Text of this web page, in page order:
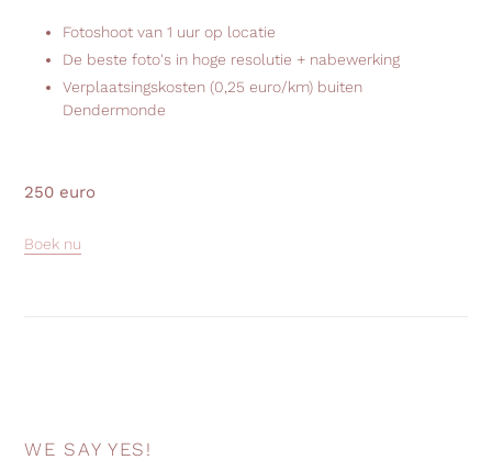
Fotoshoot van 1 uur op locatie
De beste foto's in hoge resolutie + nabewerking
Verplaatsingskosten (0,25 euro/km) buiten
Dendermonde
250 euro
Boek nu
WE SAY YES!